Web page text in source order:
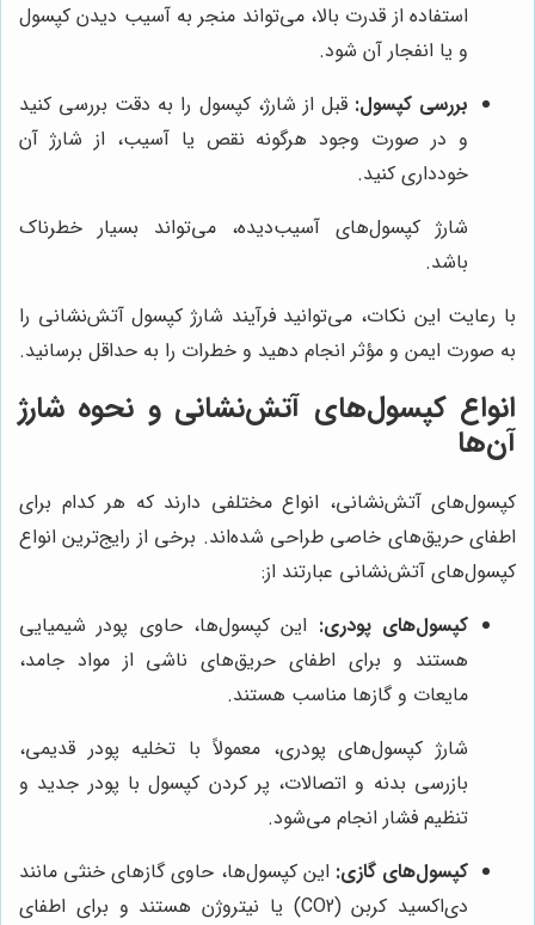
استفاده از قدرت بالا، می‌تواند منجر به آسیب دیدن کپسول
و یا انفجار آن شود.
بررسی کپسول: قبل از شارژ، کپسول را به دقت بررسی کنید
و در صورت وجود هرگونه نقص یا آسیب، از شارژ آن
خودداری کنید.
شارژ کپسول‌های آسیب‌دیده، می‌تواند بسیار خطرناک
باشد.
با رعایت این نکات، می‌توانید فرآیند شارژ کپسول آتش‌نشانی را
به صورت ایمن و مؤثر انجام دهید و خطرات را به حداقل برسانید.
انواع کپسول‌های آتش‌نشانی و نحوه شارژ
آن‌ها
کپسول‌های آتش‌نشانی، انواع مختلفی دارند که هر کدام برای
اطفای حریق‌های خاصی طراحی شده‌اند. برخی از رایج‌ترین انواع
کپسول‌های آتش‌نشانی عبارتند از:
کپسول‌های پودری: این کپسول‌ها، حاوی پودر شیمیایی
هستند و برای اطفای حریق‌های ناشی از مواد جامد،
مایعات و گازها مناسب هستند.
شارژ کپسول‌های پودری، معمولاً با تخلیه پودر قدیمی،
بازرسی بدنه و اتصالات، پر کردن کپسول با پودر جدید و
تنظیم فشار انجام می‌شود.
کپسول‌های گازی: این کپسول‌ها، حاوی گازهای خنثی مانند
دی‌اکسید کربن (CO2) یا نیتروژن هستند و برای اطفای